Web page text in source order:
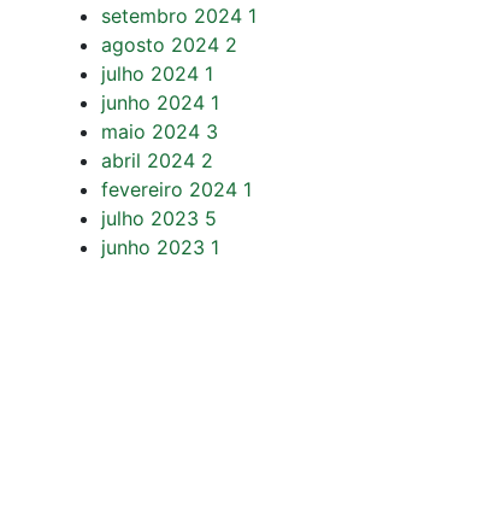
setembro 2024 1
agosto 2024 2
julho 2024 1
junho 2024 1
maio 2024 3
abril 2024 2
fevereiro 2024 1
julho 2023 5
junho 2023 1